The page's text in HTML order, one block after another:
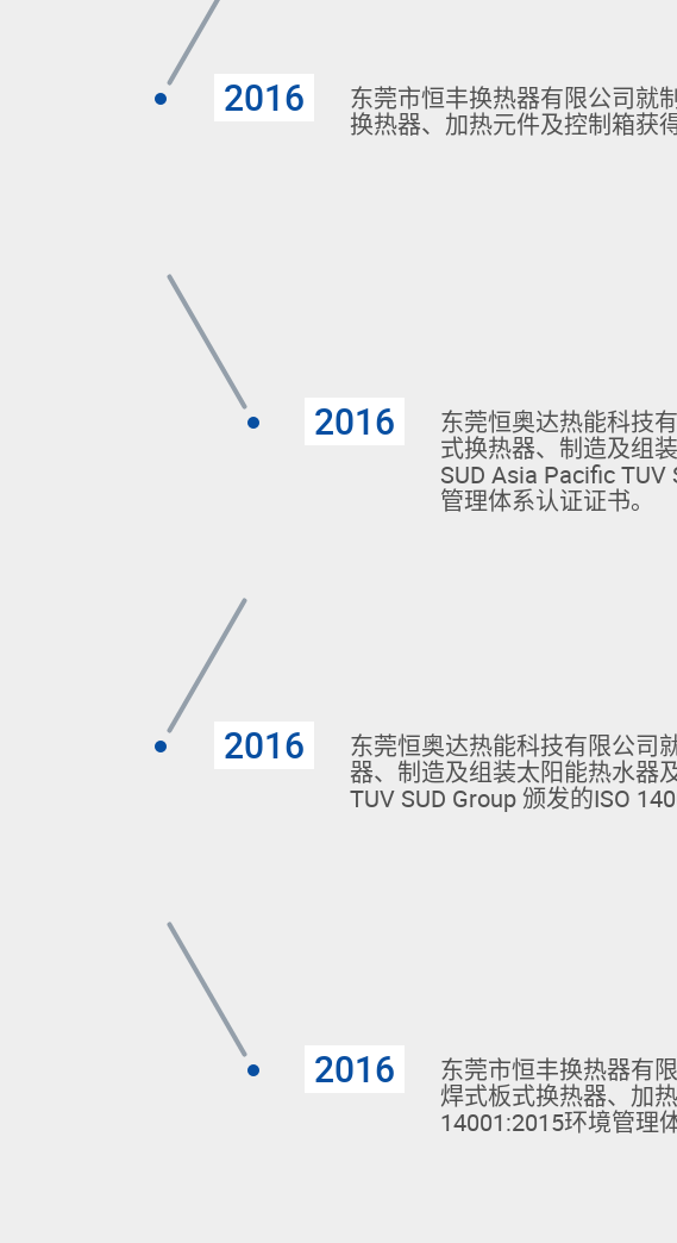
2016
东莞市恒丰换热器有限公司就
换热器、加热元件及控制箱获
2016
东莞恒奥达热能科技
式换热器、制造及组
SUD Asia Pacific
管理体系认证证书。
2016
东莞恒奥达热能科技有限公司
器、制造及组装太阳能热水器
TUV SUD Group 颁发的ISO
2016
东莞市恒丰换热器有
焊式板式换热器、加
14001:2015环境管理